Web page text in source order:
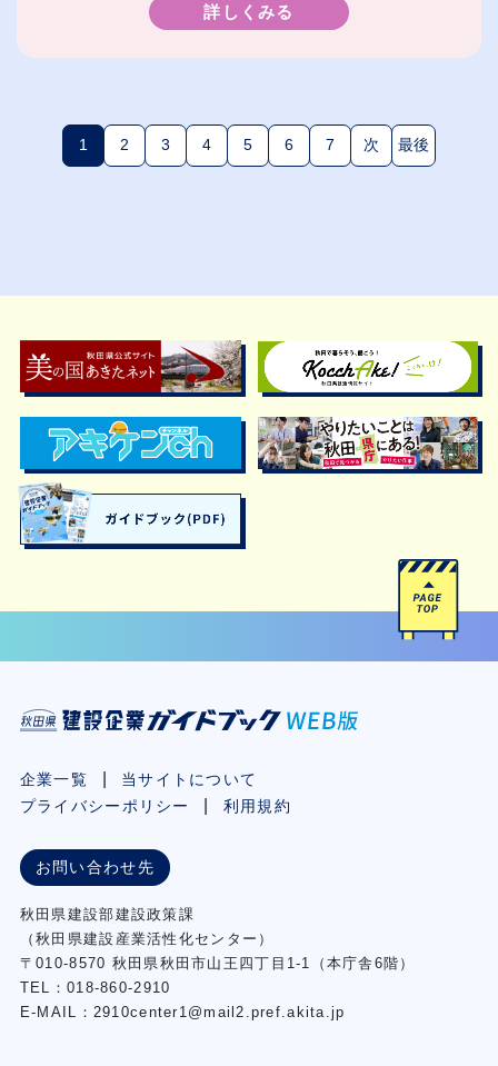
詳しくみる
1
(現在のページ)
2 3 4 5 6 7 次 最後
企業一覧
当サイトについて
プライバシーポリシー
利用規約
お問い合わせ先
秋⽥県建設部建設政策課
（秋⽥県建設産業活性化センター）
〒010-8570 秋田県秋田市⼭王四丁⽬1-1（本庁舎6階）
TEL：018-860-2910
E-MAIL：2910center1@mail2.pref.akita.jp